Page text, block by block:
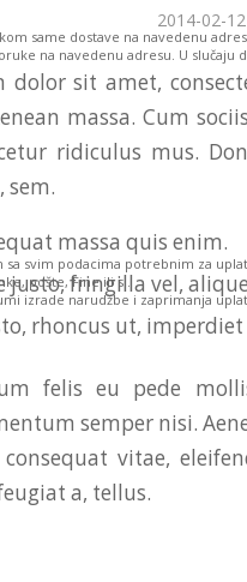
same dostave na navedenu
na navedenu adresu. U
sa svim podacima potrebnim za
pošte, Fine ili sl.
izrade narudžbe i zaprimanja
2014-02-12
dolor sit amet,
massa. Cum
ridiculus mus.
sem.
massa quis enim.
justo, fringilla vel,
rhoncus ut,
felis eu pede
semper nisi.
vitae,
a, tellus.